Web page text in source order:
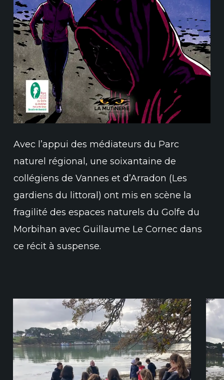
Avec l’appui des médiateurs du Parc
naturel régional, une soixantaine de
collégiens de Vannes et d’Arradon (Les
gardiens du littoral) ont mis en scène la
fragilité des espaces naturels du Golfe du
Morbihan avec Guillaume Le Cornec dans
ce récit à suspense.